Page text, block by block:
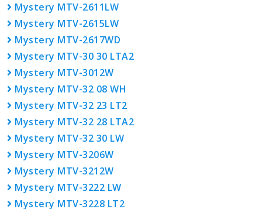
Mystery MTV-2611LW
Mystery MTV-2615LW
Mystery MTV-2617WD
Mystery MTV-30 30 LTA2
Mystery MTV-3012W
Mystery MTV-32 08 WH
Mystery MTV-32 23 LT2
Mystery MTV-32 28 LTA2
Mystery MTV-32 30 LW
Mystery MTV-3206W
Mystery MTV-3212W
Mystery MTV-3222 LW
Mystery MTV-3228 LT2